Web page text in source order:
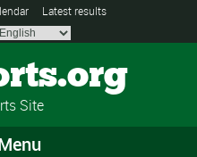
Latest results
Site